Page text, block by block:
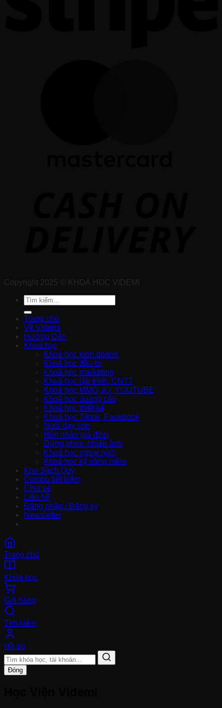
Copyright 2025 © KHOÁ HỌC VIDEMI
Tìm
kiếm:
Trang chủ
Về Videmi
Hướng Dẫn
Khoá học
Khoá học kinh doanh
Khoá học đầu tư
Khoá học marketing
Khoá học lập trình, CNTT
Khoá học MMO, A.I, YOUTUBE
Khoá học quảng cáo
Khoá học thiết kế
Khoá học Tiktok, Facebook
Nuôi dạy con
Hôn nhân gia đình
Dựng phim, nhiếp ảnh
Khoá học ngoại ngữ
Khoá học kỹ năng mềm
Kho Sách Quý
Combo tiết kiệm
Chia sẻ
Liên hệ
Đăng nhập / Đăng ký
Newsletter
Trang chủ
Khóa học
Giỏ hàng
Tìm kiếm
Hồ sơ
Đóng